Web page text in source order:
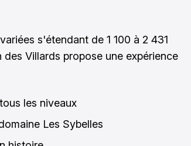
s'étendant de 1 100 à 2 431
Villards propose une expérience
les niveaux
Les Sybelles